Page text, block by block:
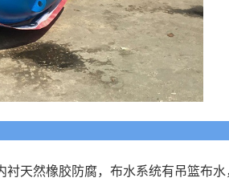
天然橡胶防腐，布水系统有吊篮布